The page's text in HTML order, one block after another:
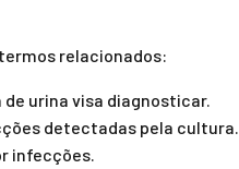
relacionados:
urina visa diagnosticar.
detectadas pela cultura.
infecções.